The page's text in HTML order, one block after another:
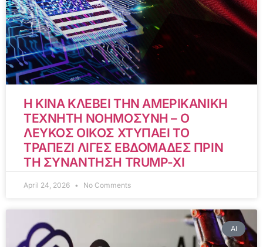
Η ΚΙΝΑ ΚΛΕΒΕΙ ΤΗΝ ΑΜΕΡΙΚΑΝΙΚΗ
ΤΕΧΝΗΤΗ ΝΟΗΜΟΣΥΝΗ – Ο
ΛΕΥΚΟΣ ΟΙΚΟΣ ΧΤΥΠΑΕΙ ΤΟ
ΤΡΑΠΕΖΙ ΛΙΓΕΣ ΕΒΔΟΜΑΔΕΣ ΠΡΙΝ
ΤΗ ΣΥΝΑΝΤΗΣΗ TRUMP-XI
April 24, 2026 No Comments
AI